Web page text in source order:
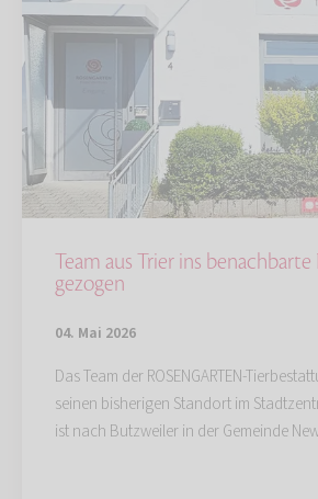
Team aus Trier ins
gezogen
04. Mai 2026
Das Team der ROSENGARTEN-
seinen bisherigen Standort im
ist nach Butzweiler in der Gemeinde